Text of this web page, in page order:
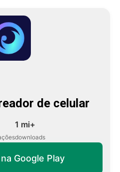
de celular
1 mi+
downloads
Google Play